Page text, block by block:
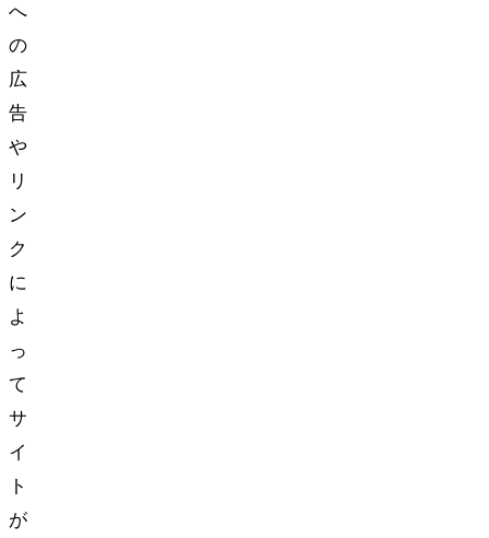
へ
の
広
告
や
リ
ン
ク
に
よ
っ
て
サ
イ
ト
が